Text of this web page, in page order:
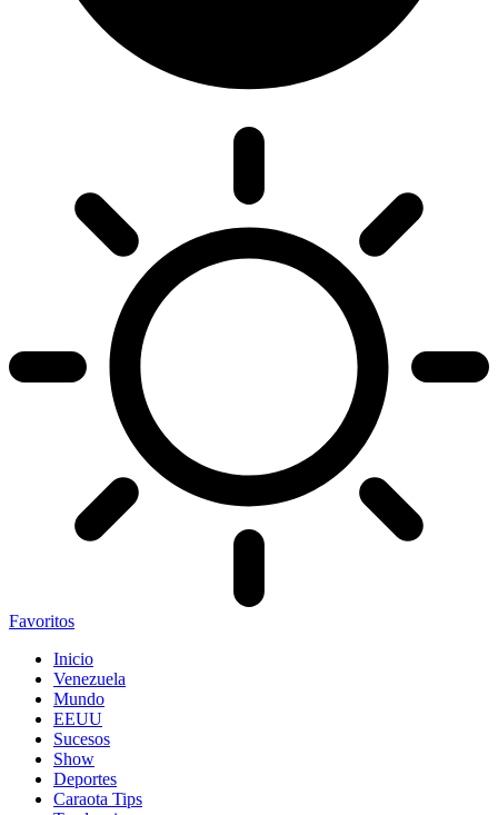
Favoritos
Inicio
Venezuela
Mundo
EEUU
Sucesos
Show
Deportes
Caraota Tips